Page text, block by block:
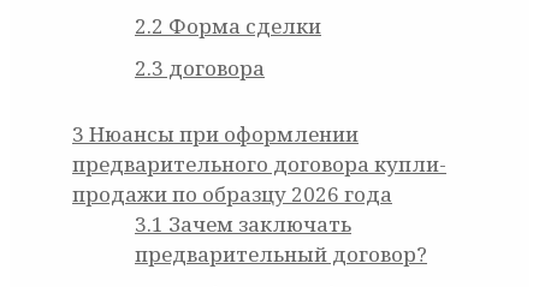
2.2 Форма сделки
2.3 договора
3 Нюансы при оформлении
предварительного договора купли-
продажи по образцу 2026 года
3.1 Зачем заключать
предварительный договор?